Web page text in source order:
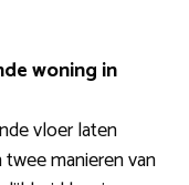
woning in
vloer laten
manieren van